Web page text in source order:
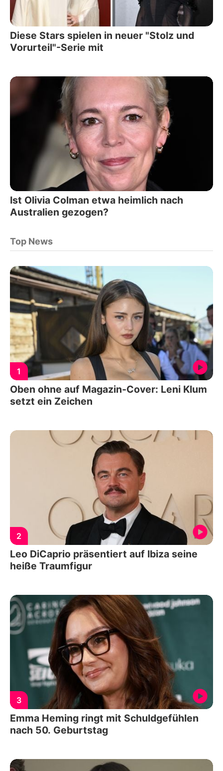
Diese Stars spielen in neuer "Stolz und
Vorurteil"-Serie mit
Ist Olivia Colman etwa heimlich nach
Australien gezogen?
Top News
1
Oben ohne auf Magazin-Cover: Leni Klum
setzt ein Zeichen
2
Leo DiCaprio präsentiert auf Ibiza seine
heiße Traumfigur
3
Emma Heming ringt mit Schuldgefühlen
nach 50. Geburtstag